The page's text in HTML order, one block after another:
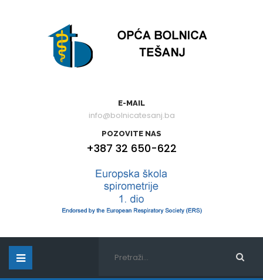
E-MAIL
info@bolnicatesanj.ba
POZOVITE NAS
+387 32 650-622